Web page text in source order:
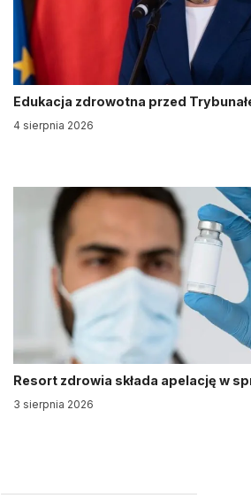
Edukacja zdrowotna przed
4 sierpnia 2026
Resort zdrowia składa apelację w
3 sierpnia 2026